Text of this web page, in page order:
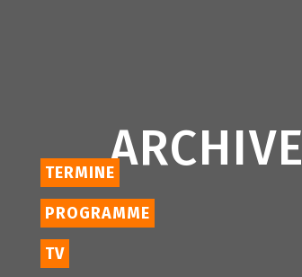
TERMINE
PROGRAMME
TV
ARCHIVE